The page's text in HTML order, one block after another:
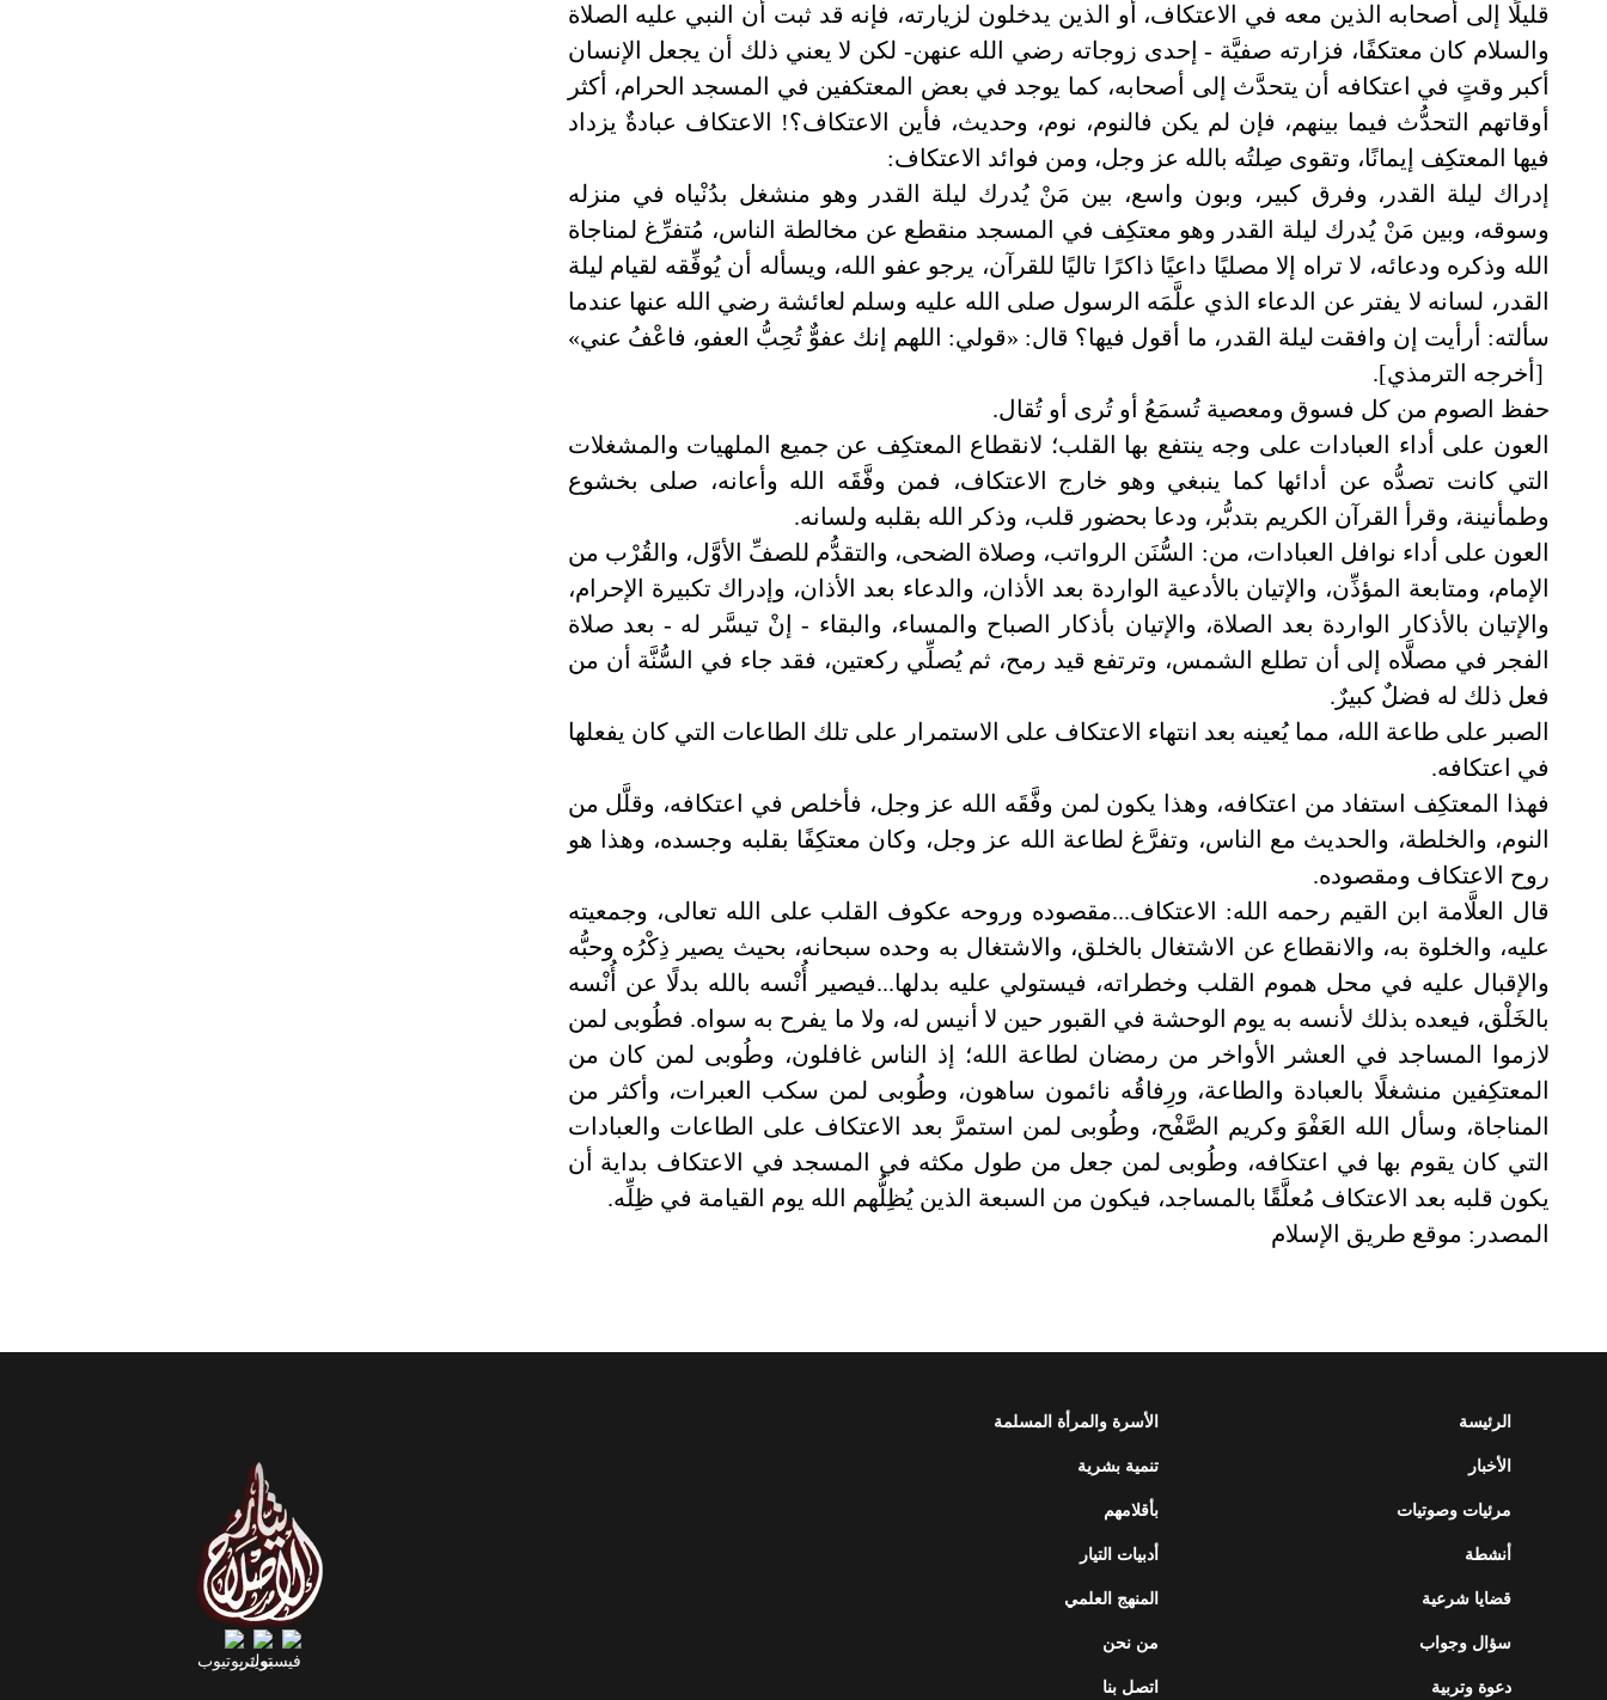
قليلًا إلى أصحابه الذين معه في الاعتكاف، أو الذين يدخلون لزيارته، فإنه قد ثبت أن النبي عليه الصلاة
والسلام كان معتكفًا، فزارته صفيَّة - إحدى زوجاته رضي الله عنهن- لكن لا يعني ذلك أن يجعل الإنسان
أكبر وقتٍ في اعتكافه أن يتحدَّث إلى أصحابه، كما يوجد في بعض المعتكفين في المسجد الحرام، أكثر
أوقاتهم التحدُّث فيما بينهم، فإن لم يكن فالنوم، نوم، وحديث، فأين الاعتكاف؟! الاعتكاف عبادةٌ يزداد
فيها المعتكِف إيمانًا، وتقوى صِلتُه بالله عز وجل، ومن فوائد الاعتكاف:
إدراك ليلة القدر، وفرق كبير، وبون واسع، بين مَنْ يُدرك ليلة القدر وهو منشغل بدُنْياه في منزله
وسوقه، وبين مَنْ يُدرك ليلة القدر وهو معتكِف في المسجد منقطع عن مخالطة الناس، مُتفرِّغ لمناجاة
الله وذكره ودعائه، لا تراه إلا مصليًا داعيًا ذاكرًا تاليًا للقرآن، يرجو عفو الله، ويسأله أن يُوفِّقه لقيام ليلة
القدر، لسانه لا يفتر عن الدعاء الذي علَّمَه الرسول صلى الله عليه وسلم لعائشة رضي الله عنها عندما
سألته: أرأيت إن وافقت ليلة القدر، ما أقول فيها؟ قال: «قولي: اللهم إنك عفوٌّ تُحِبُّ العفو، فاعْفُ عني»
[أخرجه الترمذي].
حفظ الصوم من كل فسوق ومعصية تُسمَعُ أو تُرى أو تُقال.
العون على أداء العبادات على وجه ينتفع بها القلب؛ لانقطاع المعتكِف عن جميع الملهيات والمشغلات
التي كانت تصدُّه عن أدائها كما ينبغي وهو خارج الاعتكاف، فمن وفَّقَه الله وأعانه، صلى بخشوع
وطمأنينة، وقرأ القرآن الكريم بتدبُّر، ودعا بحضور قلب، وذكر الله بقلبه ولسانه.
العون على أداء نوافل العبادات، من: السُّنَن الرواتب، وصلاة الضحى، والتقدُّم للصفِّ الأوَّل، والقُرْب من
الإمام، ومتابعة المؤذِّن، والإتيان بالأدعية الواردة بعد الأذان، والدعاء بعد الأذان، وإدراك تكبيرة الإحرام،
والإتيان بالأذكار الواردة بعد الصلاة، والإتيان بأذكار الصباح والمساء، والبقاء - إنْ تيسَّر له - بعد صلاة
الفجر في مصلَّاه إلى أن تطلع الشمس، وترتفع قيد رمح، ثم يُصلِّي ركعتين، فقد جاء في السُّنَّة أن من
فعل ذلك له فضلٌ كبيرٌ.
الصبر على طاعة الله، مما يُعينه بعد انتهاء الاعتكاف على الاستمرار على تلك الطاعات التي كان يفعلها
في اعتكافه.
فهذا المعتكِف استفاد من اعتكافه، وهذا يكون لمن وفَّقَه الله عز وجل، فأخلص في اعتكافه، وقلَّل من
النوم، والخلطة، والحديث مع الناس، وتفرَّغ لطاعة الله عز وجل، وكان معتكِفًا بقلبه وجسده، وهذا هو
روح الاعتكاف ومقصوده.
قال العلَّامة ابن القيم رحمه الله: الاعتكاف...مقصوده وروحه عكوف القلب على الله تعالى، وجمعيته
عليه، والخلوة به، والانقطاع عن الاشتغال بالخلق، والاشتغال به وحده سبحانه، بحيث يصير ذِكْرُه وحبُّه
والإقبال عليه في محل هموم القلب وخطراته، فيستولي عليه بدلها...فيصير أُنْسه بالله بدلًا عن أُنْسه
بالخَلْق، فيعده بذلك لأنسه به يوم الوحشة في القبور حين لا أنيس له، ولا ما يفرح به سواه. فطُوبى لمن
لازموا المساجد في العشر الأواخر من رمضان لطاعة الله؛ إذ الناس غافلون، وطُوبى لمن كان من
المعتكِفين منشغلًا بالعبادة والطاعة، ورِفاقُه نائمون ساهون، وطُوبى لمن سكب العبرات، وأكثر من
المناجاة، وسأل الله العَفْوَ وكريم الصَّفْح، وطُوبى لمن استمرَّ بعد الاعتكاف على الطاعات والعبادات
التي كان يقوم بها في اعتكافه، وطُوبى لمن جعل من طول مكثه في المسجد في الاعتكاف بداية أن
يكون قلبه بعد الاعتكاف مُعلَّقًا بالمساجد، فيكون من السبعة الذين يُظِلُّهم الله يوم القيامة في ظِلِّه.
المصدر: موقع طريق الإسلام
الرئيسة
الأخبار
مرئيات وصوتيات
أنشطة
قضايا شرعية
سؤال وجواب
دعوة وتربية
الأسرة والمرأة المسلمة
تنمية بشرية
بأقلامهم
أدبيات التيار
المنهج العلمي
من نحن
اتصل بنا